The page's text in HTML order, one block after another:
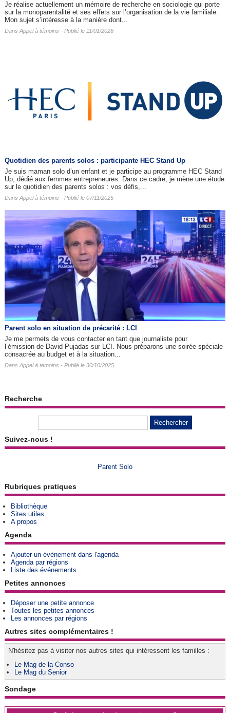
Je réalise actuellement un mémoire de recherche en sociologie qui porte
sur la monoparentalité et ses effets sur l’organisation de la vie familiale.
Mon sujet s’intéresse à la manière dont...
Dans Appel à témoins - Publié le 11/01/2026
Quotidien des parents solos : participante HEC Stand Up
Je suis maman solo d’un enfant et je participe au programme HEC Stand
Up, dédié aux femmes entrepreneures. Dans ce cadre, je mène une étude
sur le quotidien des parents solos : vos défis,...
Dans Appel à témoins - Publié le 07/11/2025
Parent solo en situation de précarité : LCI
Je me permets de vous contacter en tant que journaliste pour
l’émission de David Pujadas sur LCI. Nous préparons une soirée spéciale
consacrée au budget et à la situation...
Dans Appel à témoins - Publié le 30/10/2025
Recherche
Suivez-nous !
Parent Solo
Rubriques pratiques
Bibliothèque
Sites utiles
A propos
Agenda
Ajouter un événement dans l'agenda
Agenda par régions
Liste des événements
Petites annonces
Déposer une petite annonce
Toutes les petites annonces
Les annonces par régions
Autres sites complémentaires !
N'hésitez pas à visiter nos autres sites qui intéressent les familles :
Le Mag de la Conso
Le Mag du Senior
Sondage